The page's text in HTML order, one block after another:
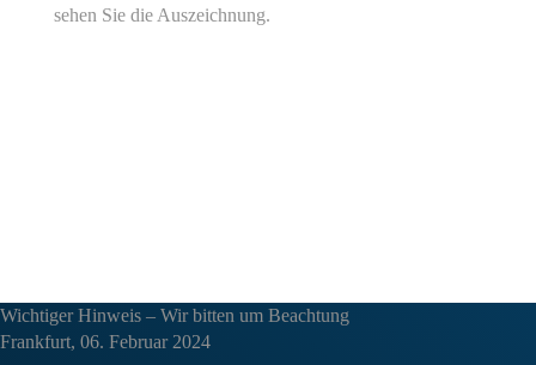
sehen Sie die Auszeichnung.
Wichtiger Hinweis – Wir bitten um Beachtung
Frankfurt, 06. Februar 2024